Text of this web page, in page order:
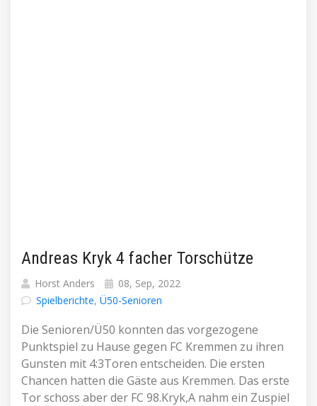
Andreas Kryk 4 facher Torschütze
Horst Anders
08, Sep, 2022
Spielberichte, Ü50-Senioren
Die Senioren/Ü50 konnten das vorgezogene
Punktspiel zu Hause gegen FC Kremmen zu ihren
Gunsten mit 4:3Toren entscheiden. Die ersten
Chancen hatten die Gäste aus Kremmen. Das erste
Tor schoss aber der FC 98.Kryk,A nahm ein Zuspiel